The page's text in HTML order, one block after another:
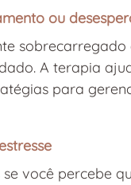
ou
A terapia
para
você percebe